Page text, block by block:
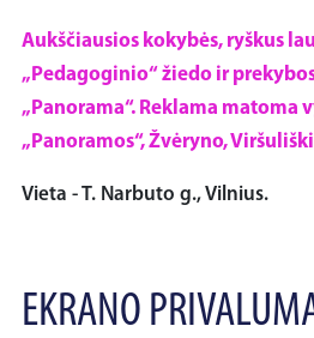
Aukščiausios kokybės, ryškus
„Pedagoginio“ žiedo ir
„Panorama“. Reklama matoma
„Panoramos“, Žvėryno,
Vieta - T. Narbuto g., Vilnius.
EKRANO